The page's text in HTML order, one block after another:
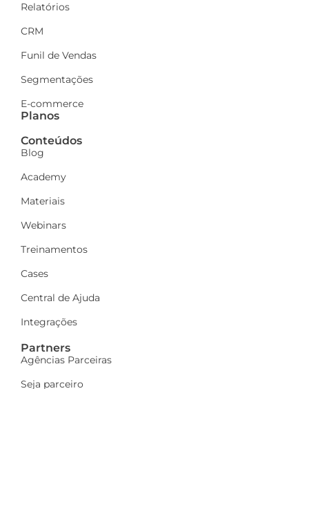
Relatórios
CRM
Funil de Vendas
Segmentações
E-commerce
Planos
Conteúdos
Blog
Academy
Materiais
Webinars
Treinamentos
Cases
Central de Ajuda
Integrações
Partners
Agências Parceiras
Seja parceiro